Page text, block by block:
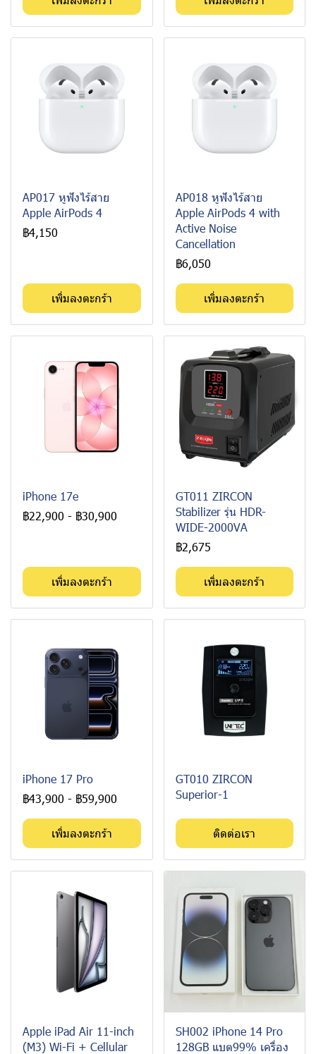
AP017 หูฟังไร้สาย
Apple AirPods 4
฿4,150
เพิ่มลงตะกร้า
AP018 หูฟังไร้สาย
Apple AirPods 4 with
Active Noise
Cancellation
฿6,050
เพิ่มลงตะกร้า
iPhone 17e
฿22,900 - ฿30,900
เพิ่มลงตะกร้า
GT011 ZIRCON
Stabilizer รุ่น HDR-
WIDE-2000VA
฿2,675
เพิ่มลงตะกร้า
iPhone 17 Pro
฿43,900 - ฿59,900
เพิ่มลงตะกร้า
GT010 ZIRCON
Superior-1
ติดต่อเรา
Apple iPad Air 11-inch
(M3) Wi-Fi + Cellular
SH002 iPhone 14 Pro
128GB แบต99% เครื่อง